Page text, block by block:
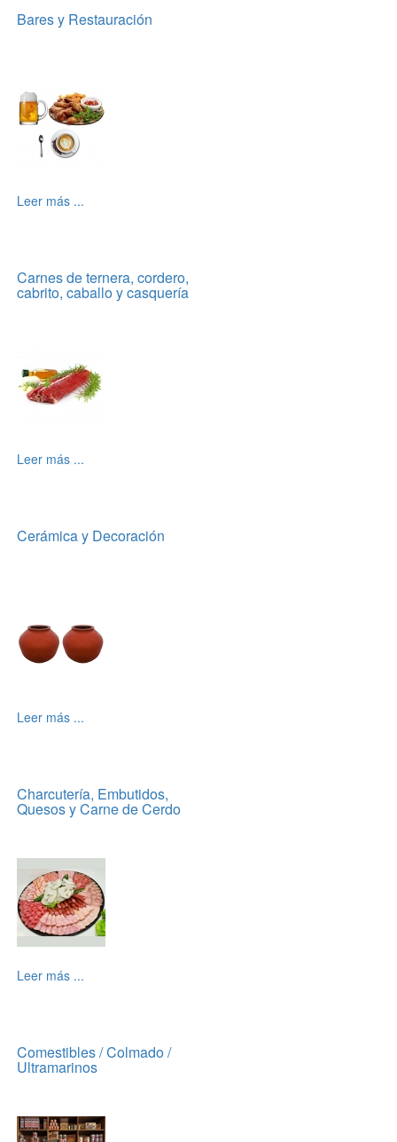
Bares y Restauración
Leer más ...
Carnes de ternera, cordero,
cabrito, caballo y casquería
Leer más ...
Cerámica y Decoración
Leer más ...
Charcutería, Embutidos,
Quesos y Carne de Cerdo
Leer más ...
Comestibles / Colmado /
Ultramarinos